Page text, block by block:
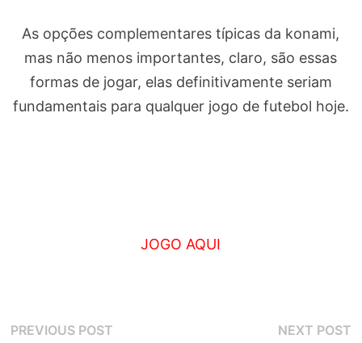
As opções complementares típicas da konami,
mas não menos importantes, claro, são essas
formas de jogar, elas definitivamente seriam
fundamentais para qualquer jogo de futebol hoje.
JOGO AQUI
Navegação
PREVIOUS POSTPrevious
NEXT POST